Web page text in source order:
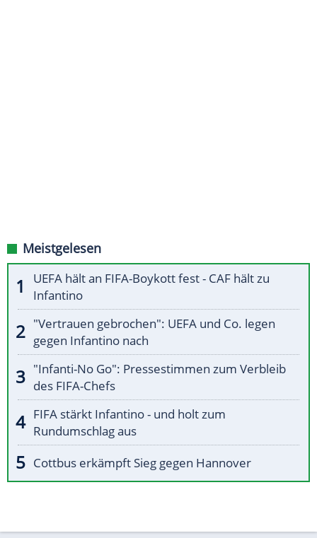
Meistgelesen
UEFA hält an FIFA-Boykott fest - CAF hält zu
Infantino
"Vertrauen gebrochen": UEFA und Co. legen
gegen Infantino nach
"Infanti-No Go": Pressestimmen zum Verbleib
des FIFA-Chefs
FIFA stärkt Infantino - und holt zum
Rundumschlag aus
Cottbus erkämpft Sieg gegen Hannover